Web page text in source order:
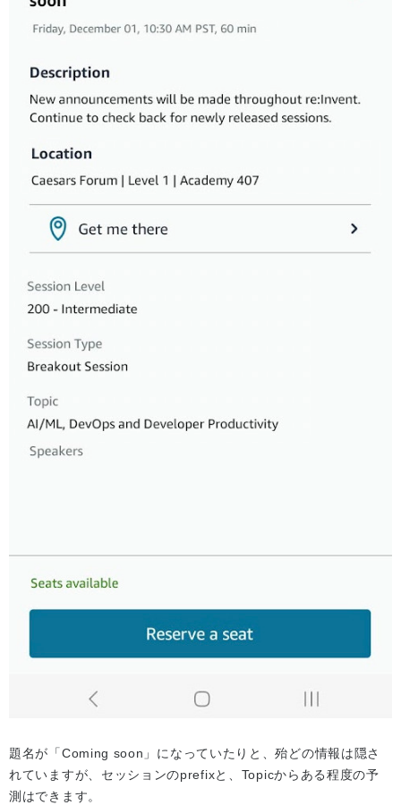
題名が「Coming soon」になっていたりと、殆どの情報は隠さ
れていますが、セッションのprefixと、Topicからある程度の予
測はできます。